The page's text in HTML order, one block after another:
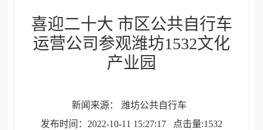
喜迎二十大 市区公共自行车
运营公司参观潍坊1532文化
产业园
新闻来源： 潍坊公共自行车
发布时间：2022-10-11 15:27:17
点击量:1532